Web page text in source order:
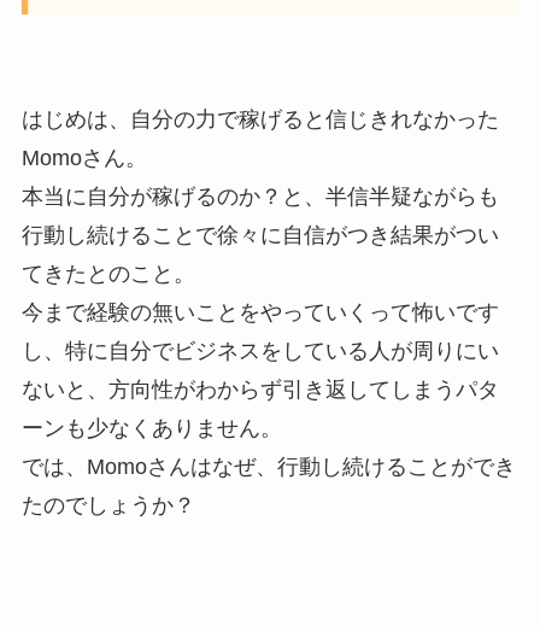
はじめは、自分の力で稼げると信じきれなかった
Momoさん。
本当に自分が稼げるのか？と、半信半疑ながらも
行動し続けることで徐々に自信がつき結果がつい
てきたとのこと。
今まで経験の無いことをやっていくって怖いです
し、特に自分でビジネスをしている人が周りにい
ないと、方向性がわからず引き返してしまうパタ
ーンも少なくありません。
では、Momoさんはなぜ、行動し続けることができ
たのでしょうか？